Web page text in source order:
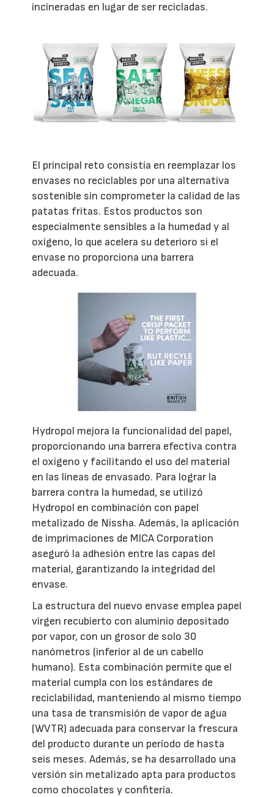
incineradas en lugar de ser recicladas.
El principal reto consistía en reemplazar los
envases no reciclables por una alternativa
sostenible sin comprometer la calidad de las
patatas fritas. Estos productos son
especialmente sensibles a la humedad y al
oxígeno, lo que acelera su deterioro si el
envase no proporciona una barrera
adecuada.
Hydropol mejora la funcionalidad del papel,
proporcionando una barrera efectiva contra
el oxígeno y facilitando el uso del material
en las líneas de envasado. Para lograr la
barrera contra la humedad, se utilizó
Hydropol en combinación con papel
metalizado de Nissha. Además, la aplicación
de imprimaciones de MICA Corporation
aseguró la adhesión entre las capas del
material, garantizando la integridad del
envase.
La estructura del nuevo envase emplea papel
virgen recubierto con aluminio depositado
por vapor, con un grosor de solo 30
nanómetros (inferior al de un cabello
humano). Esta combinación permite que el
material cumpla con los estándares de
reciclabilidad, manteniendo al mismo tiempo
una tasa de transmisión de vapor de agua
(WVTR) adecuada para conservar la frescura
del producto durante un período de hasta
seis meses. Además, se ha desarrollado una
versión sin metalizado apta para productos
como chocolates y confitería.